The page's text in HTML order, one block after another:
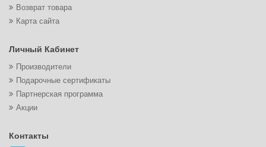
Возврат товара
Карта сайта
Личный Кабинет
Производители
Подарочные сертификаты
Партнерская программа
Акции
Контакты